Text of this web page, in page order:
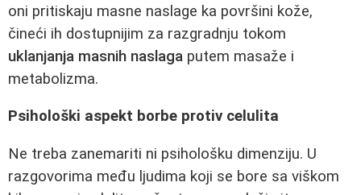
oni pritiskaju masne naslage ka površini kože,
čineći ih dostupnijim za razgradnju tokom
uklanjanja masnih naslaga putem masaže i
metabolizma.
Psihološki aspekt borbe protiv celulita
Ne treba zanemariti ni psihološku dimenziju. U
razgovorima među ljudima koji se bore sa viškom